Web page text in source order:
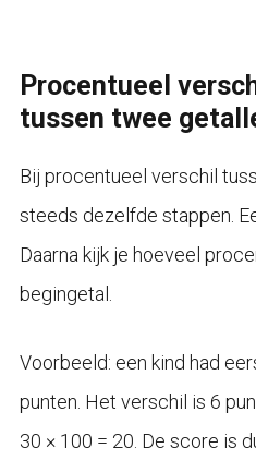
Procentueel
tussen twee
Bij procentueel verschil
steeds dezelfde stappen.
Daarna kijk je hoeveel
begingetal.
Voorbeeld: een kind had
punten. Het verschil is 6
30 × 100 = 20. De score is